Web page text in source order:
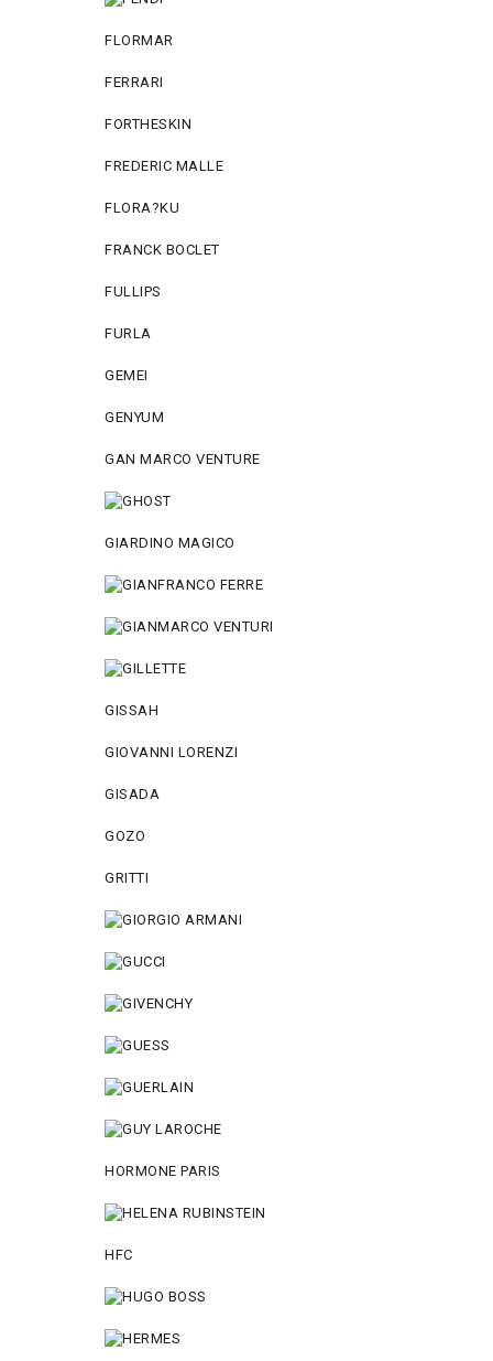
FLORMAR
FERRARI
FORTHESKIN
FREDERIC MALLE
FLORA?KU
FRANCK BOCLET
FULLIPS
FURLA
GEMEI
GENYUM
GAN MARCO VENTURE
GIARDINO MAGICO
GISSAH
GIOVANNI LORENZI
GISADA
GOZO
GRITTI
HORMONE PARIS
HFC